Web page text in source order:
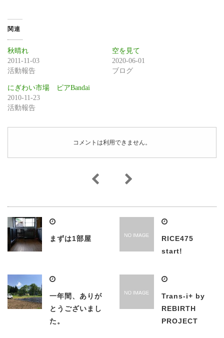
関連
秋晴れ
2011-11-03
活動報告
空を見て
2020-06-01
ブログ
にぎわい市場 ピアBandai
2010-11-23
活動報告
コメントは利用できません。
まずは1部屋
RICE475
start!
一年間、ありが
とうございまし
た。
Trans-i+ by
REBIRTH
PROJECT